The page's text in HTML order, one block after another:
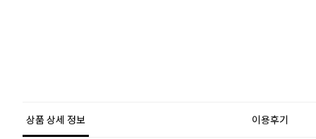
상품 상세 정보 이용후기